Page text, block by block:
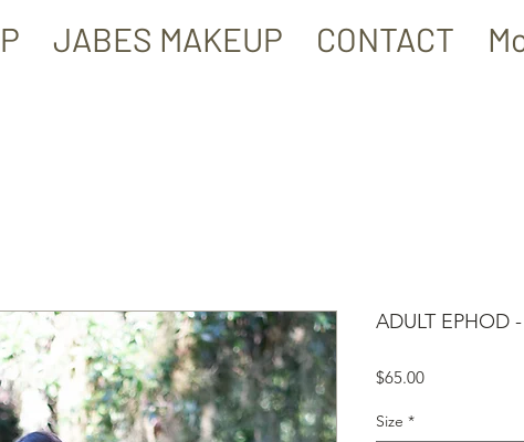
JABES MAKEUP CONTACT
ADULT EPHOD -
$65.00Price
Size *